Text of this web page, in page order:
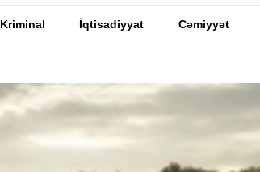
Kriminal İqtisadiyyat Cəmiyyət